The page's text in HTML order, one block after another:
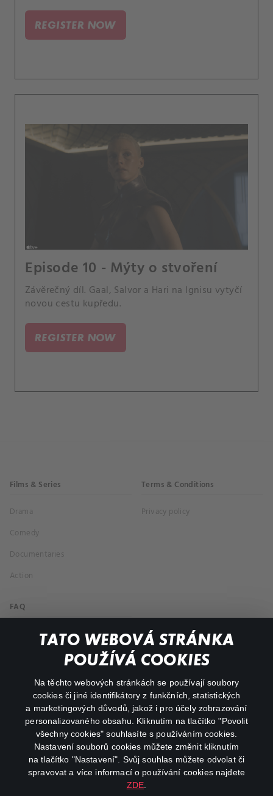
TATO WEBOVÁ STRÁNKA
POUŽÍVÁ COOKIES
Na těchto webových stránkách se používají soubory
cookies či jiné identifikátory z funkčních, statistických
a marketingových důvodů, jakož i pro účely zobrazování
personalizovaného obsahu. Kliknutím na tlačítko "Povolit
všechny cookies" souhlasíte s používáním cookies.
Nastavení souborů cookies můžete změnit kliknutím
na tlačítko "Nastavení". Svůj souhlas můžete odvolat či
spravovat a více informací o používání cookies najdete
ZDE
REGISTER NOW
Episode 10 - Mýty o stvoření
Závěrečný díl. Gaal, Salvor a Hari na Ignisu vytyčí
novou cestu kupředu.
REGISTER NOW
Films & Series
Drama
Comedy
Documentaries
Action
Terms & Conditions
Privacy policy
FAQ
My profile
facebookinstagram
youtube